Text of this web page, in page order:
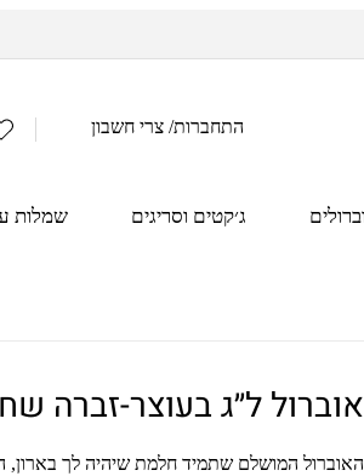
ג׳קטים וסריגים שמלות
התחברות/ צרי חשבון
שלי
אוברול ל״ג בעוצר-זברה
האוברול המושלם שתמיד חלמת שיהיה לך בארון,